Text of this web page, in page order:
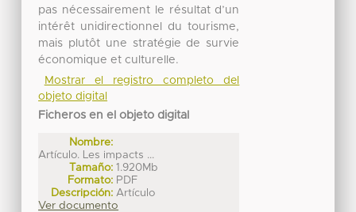
pas nécessairement le résultat d’un
intérêt unidirectionnel du tourisme,
mais plutôt une stratégie de survie
économique et culturelle.
Mostrar el registro completo del
objeto digital
Ficheros en el objeto digital
Nombre:
Artículo. Les impacts ...
Tamaño: 1.920Mb
Formato: PDF
Descripción: Artículo
Ver documento